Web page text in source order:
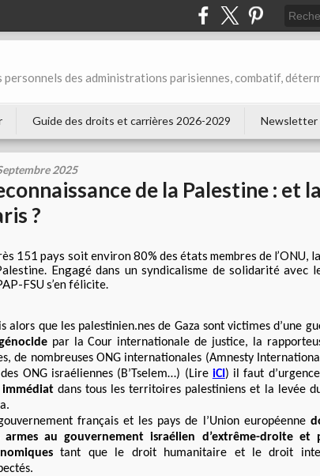
personnels des administrations parisiennes, combatif,
Guide des droits et carrières 2026-2029 Newsletter
2025
de la Palestine : et
?
151 pays soit environ 80% des états membres de l’ONU,
Engagé dans un syndicalisme de solidarité avec
FSU s’en félicite.
alors que les palestinien.nes de Gaza sont victimes d’une
par la Cour internationale de justice, la
de nombreuses ONG internationales (Amnesty
ONG israéliennes (B’Tselem…) (Lire iCI ) il faut
dans tous les territoires palestiniens et la levée
français et les pays de l’Union européenne
armes au gouvernement israélien d’extrême-droite et
tant que le droit humanitaire et le droit